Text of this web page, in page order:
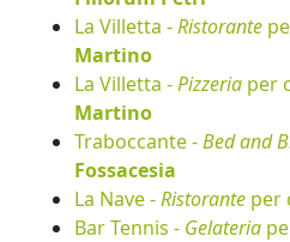
La Villetta -Ristorante
Martino
La Villetta -Pizzeria per
Martino
Traboccante -Bed and
Fossacesia
La Nave -Ristorante per
Bar Tennis - Gelateria